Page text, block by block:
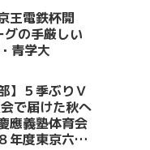
王電鉄杯開
の手厳しい
青学大
】５季ぶりＶ
で届けた秋へ
應義塾体育会
年度東京六大